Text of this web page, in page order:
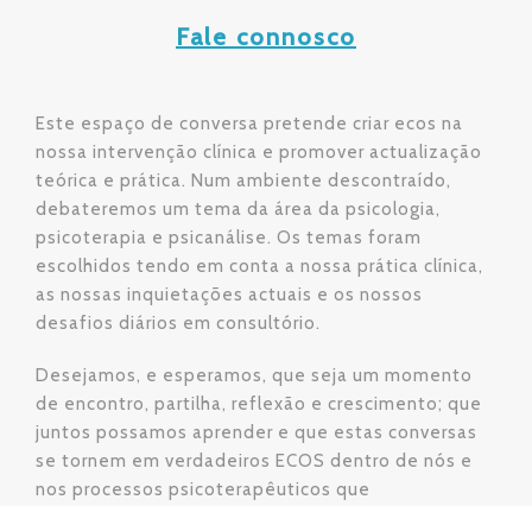
Fale connosco
Este espaço de conversa pretende criar ecos na
nossa intervenção clínica e promover actualização
teórica e prática. Num ambiente descontraído,
debateremos um tema da área da psicologia,
psicoterapia e psicanálise. Os temas foram
escolhidos tendo em conta a nossa prática clínica,
as nossas inquietações actuais e os nossos
desafios diários em consultório.
Desejamos, e esperamos, que seja um momento
de encontro, partilha, reflexão e crescimento; que
juntos possamos aprender e que estas conversas
se tornem em verdadeiros ECOS dentro de nós e
nos processos psicoterapêuticos que